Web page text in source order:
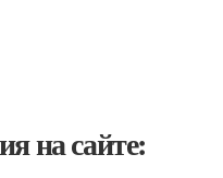
на сайте: